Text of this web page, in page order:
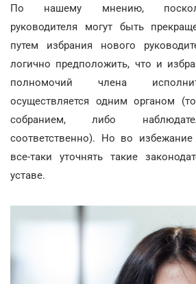
По нашему мнению,
руководителя могут быть
путем избрания нового
логично предположить, что и
полномочий члена
осуществляется одним органом
собранием, либо
соответственно). Но во
все-таки уточнять такие
уставе.